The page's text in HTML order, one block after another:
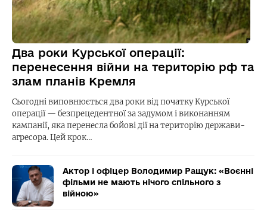
Два роки Курської операції:
перенесення війни на територію рф та
злам планів Кремля
Сьогодні виповнюється два роки від початку Курської
операції — безпрецедентної за задумом і виконанням
кампанії, яка перенесла бойові дії на територію держави-
агресора. Цей крок…
Актор і офіцер Володимир Ращук: «Воєнні
фільми не мають нічого спільного з
війною»